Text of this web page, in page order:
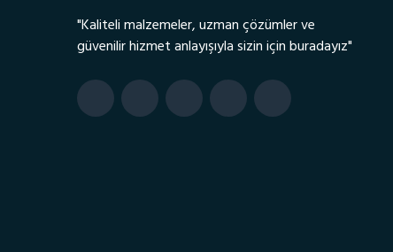
"Kaliteli malzemeler, uzman çözümler ve
güvenilir hizmet anlayışıyla sizin için buradayız"